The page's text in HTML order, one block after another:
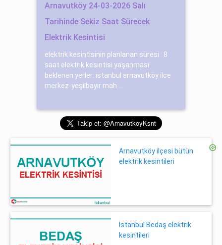
Arnavutköy 24-03-2026 Salı
Tarihinde Sekiz Saat Sürecek
Elektrik Kesintisi
elektrik kesintisinin planlanan süresi : 8
saat elektrik kesintisi yaşanması
beklenen yerler: istanbul arnavutköy ilce
merkez-yeşilbayır mah ...
Arnavutköy ilçesi bütün
elektrik kesintileri
İstanbul Bedaş elektrik
kesintileri